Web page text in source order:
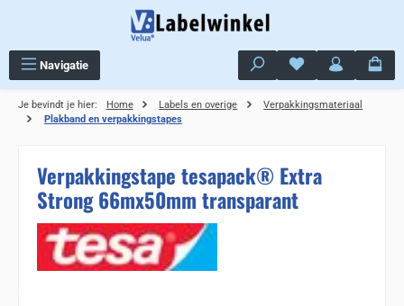
Navigatie Je hebt 0 items op
Je bevindt je hier: Home Labels en overige
Verpakkingsmateriaal
Plakband en verpakkingstapes
Verpakkingstape tesapack® Extra
Strong 66mx50mm transparant